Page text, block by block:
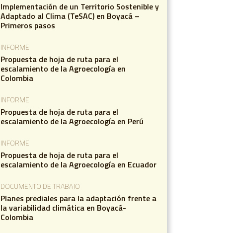
Implementación de un Territorio Sostenible y
Adaptado al Clima (TeSAC) en Boyacá –
Primeros pasos
INFORME
Propuesta de hoja de ruta para el
escalamiento de la Agroecología en
Colombia
INFORME
Propuesta de hoja de ruta para el
escalamiento de la Agroecología en Perú
INFORME
Propuesta de hoja de ruta para el
escalamiento de la Agroecología en Ecuador
DOCUMENTO DE TRABAJO
Planes prediales para la adaptación frente a
la variabilidad climática en Boyacá-
Colombia